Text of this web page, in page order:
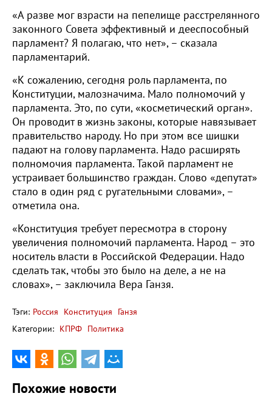
«А разве мог взрасти на пепелище расстрелянного
законного Совета эффективный и дееспособный
парламент? Я полагаю, что нет», – сказала
парламентарий.
«К сожалению, сегодня роль парламента, по
Конституции, малозначима. Мало полномочий у
парламента. Это, по сути, «косметический орган».
Он проводит в жизнь законы, которые навязывает
правительство народу. Но при этом все шишки
падают на голову парламента. Надо расширять
полномочия парламента. Такой парламент не
устраивает большинство граждан. Слово «депутат»
стало в один ряд с ругательными словами», –
отметила она.
«Конституция требует пересмотра в сторону
увеличения полномочий парламента. Народ – это
носитель власти в Российской Федерации. Надо
сделать так, чтобы это было на деле, а не на
словах», – заключила Вера Ганзя.
Тэги: Россия Конституция
Ганзя
Категории: КПРФ Политика
Похожие новости